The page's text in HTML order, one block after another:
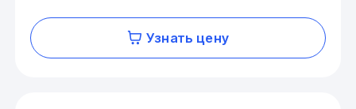
Узнать цену